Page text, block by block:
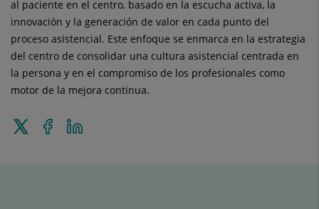
al paciente en el centro, basado en la escucha activa, la
innovación y la generación de valor en cada punto del
proceso asistencial. Este enfoque se enmarca en la estrategia
del centro de consolidar una cultura asistencial centrada en
la persona y en el compromiso de los profesionales como
motor de la mejora continua.
Enviar
Compartir
en